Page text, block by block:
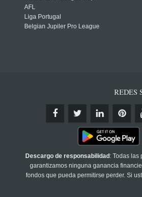
AFL
Liga Portugal
Belgian Jupiler Pro League
REDES
Descargo de responsabilidad : Todas las
garantizamos ninguna ganancia
fondos que pueda permitirse perder. Si